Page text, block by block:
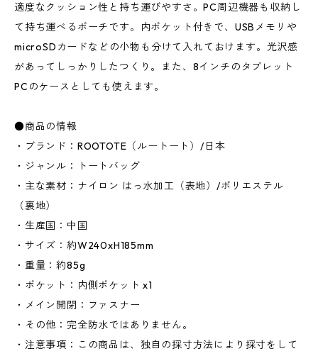
適度なクッション性と持ち運びやすさ。PC周辺機器も収納し
て持ち運べるポーチです。内ポケット付きで、USBメモリや
microSDカードなどの小物も分けて入れておけます。光沢感
があってしっかりしたつくり。また、8インチのタブレット
PCのケースとしても使えます。
●商品の情報
・ブランド：ROOTOTE（ルートート）/日本
・ジャンル：トートバッグ
・主な素材：ナイロン はっ水加工（表地）/ポリエステル
（裏地）
・生産国：中国
・サイズ：約W240xH185mm
・重量：約85g
・ポケット：内側ポケット x1
・メイン開閉：ファスナー
・その他：完全防水ではありません。
・注意事項：この商品は、独自の採寸方法により採寸をして